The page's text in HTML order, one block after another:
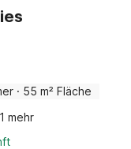
· 55 m² Fläche
mehr